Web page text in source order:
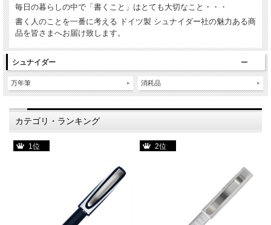
毎日の暮らしの中で「書くこと」はとても大切なこと・・・
書く人のことを一番に考える ドイツ製 シュナイダー社の魅力ある商
品を皆さまへお届け致します。
シュナイダー
万年筆 消耗品
カテゴリ・ランキング
1位 2位